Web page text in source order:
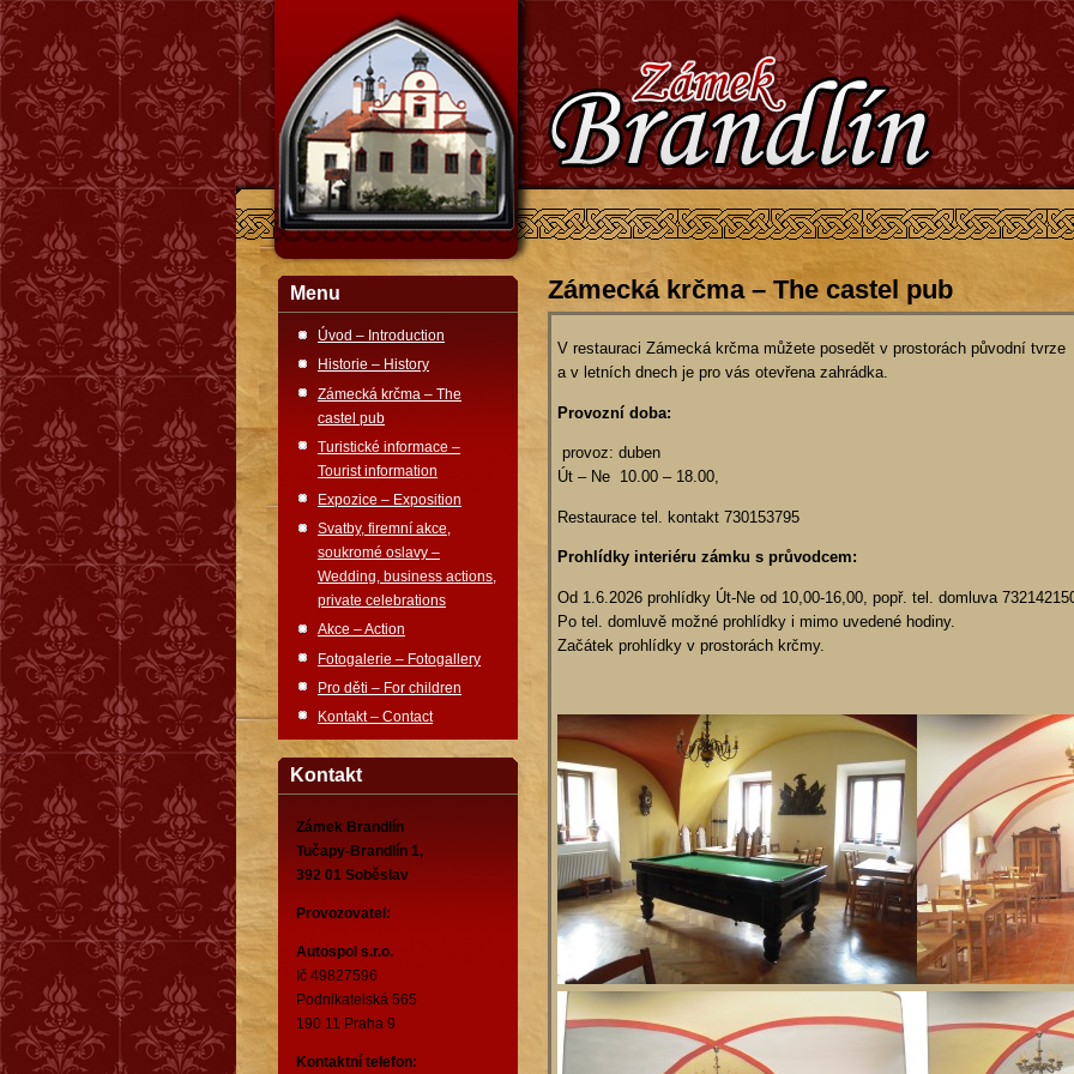
Menu
Úvod – Introduction
Historie – History
Zámecká krčma – The
castel pub
Turistické informace –
Tourist information
Expozice – Exposition
Svatby, firemní akce,
soukromé oslavy –
Wedding, business actions,
private celebrations
Akce – Action
Fotogalerie – Fotogallery
Pro děti – For children
Kontakt – Contact
Kontakt
Zámek Brandlín
Tučapy-Brandlín 1,
392 01 Soběslav
Provozovatel:
Autospol s.r.o.
Ič 49827596
Podnikatelská 565
190 11 Praha 9
Kontaktní telefon:
Zámecká krčma – The castel pub
V restauraci Zámecká krčma můžete posedět v prostorách původní tvrze
a v letních dnech je pro vás otevřena zahrádka.
Provozní doba:
provoz: duben
Út – Ne 10.00 – 18.00,
Restaurace tel. kontakt 730153795
Prohlídky interiéru zámku s průvodcem:
Od 1.6.2026 prohlídky Út-Ne od 10,00-16,00, popř. tel. domluva
Po tel. domluvě možné prohlídky i mimo uvedené hodiny.
Začátek prohlídky v prostorách krčmy.